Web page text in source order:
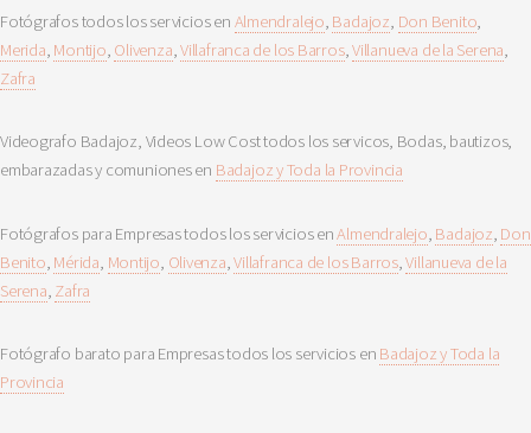
Fotógrafos todos los servicios en Almendralejo, Badajoz, Don Benito,
Merida, Montijo, Olivenza,Villafranca de los Barros,Villanueva de la Serena,
Zafra
Videografo Badajoz, Videos Low Cost todos los servicos, Bodas, bautizos,
embarazadas y comuniones en Badajoz y Toda la Provincia
Fotógrafos para Empresas todos los servicios enAlmendralejo, Badajoz, Don
Benito, Mérida, Montijo, Olivenza,Villafranca de los Barros,Villanueva de la
Serena, Zafra
Fotógrafo barato para Empresas todos los servicios en Badajoz y Toda la
Provincia